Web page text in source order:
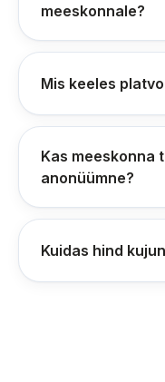
meeskonnale?
Mis keeles
Kas meeskonna
anonüümne?
Kuidas hind